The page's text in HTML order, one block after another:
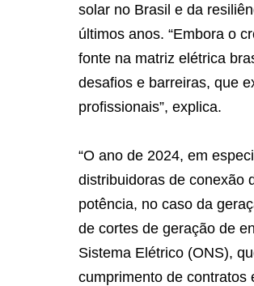
solar no Brasil e da
últimos anos. “Embora o
fonte na matriz elétrica
desafios e barreiras, que
profissionais”, explica.
“O ano de 2024, em
distribuidoras de conexão
potência, no caso da
de cortes de geração de
Sistema Elétrico (ONS),
cumprimento de contratos